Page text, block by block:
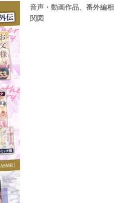
音声・動画作品、番外編相
関図